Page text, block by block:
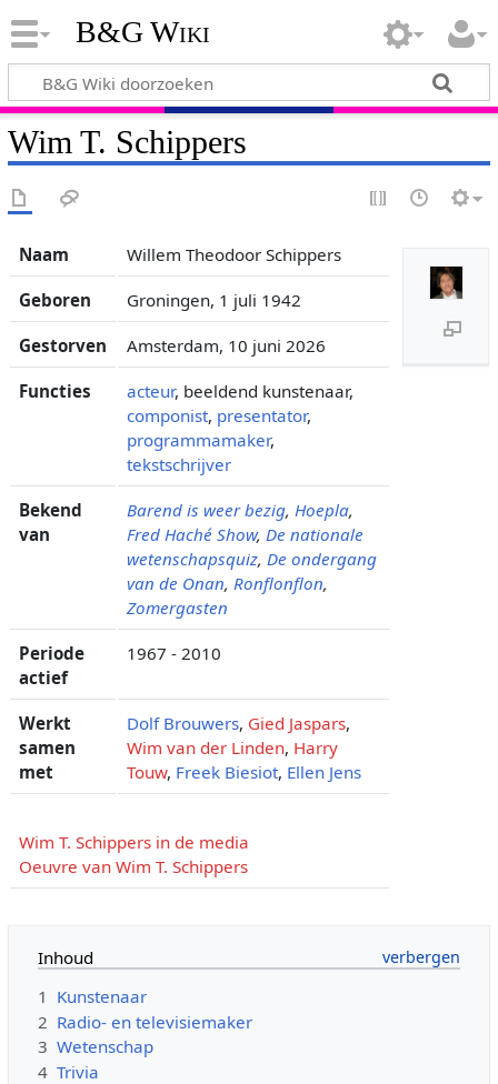
B&G Wiki
Wim T. Schippers
Naam Willem Theodoor Schippers
Geboren Groningen, 1 juli 1942
Gestorven Amsterdam, 10 juni 2026
Functies acteur, beeldend kunstenaar,
componist, presentator,
programmamaker,
tekstschrijver
Bekend
van
Barend is weer bezig, Hoepla,
Fred Haché Show, De nationale
wetenschapsquiz, De ondergang
van de Onan, Ronflonflon,
Zomergasten
Periode
actief
1967 - 2010
Werkt
samen
met
Dolf Brouwers, Gied Jaspars,
Wim van der Linden, Harry
Touw, Freek Biesiot, Ellen Jens
Wim T. Schippers in de media
Oeuvre van Wim T. Schippers
Inhoud
1 Kunstenaar
2 Radio- en televisiemaker
3 Wetenschap
4 Trivia